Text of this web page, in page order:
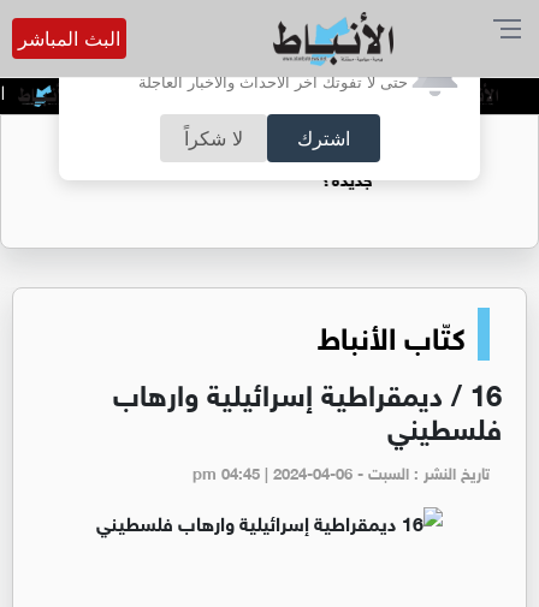
أترغب في تفعيل الإشعارات؟
حتى لا تفوتك آخر الأحداث والأخبار العاجلة
اشترك لا شكراً
البث المباشر
توقيف شبكات دعارة في شارع الحمرا
هل تتحول مراكز البيانات إلى أزمة بيئية عالمية
جديدة؟
كتّاب الأنباط
16 / ديمقراطية إسرائيلية وارهاب
فلسطيني
تاريخ النشر : السبت - pm 04:45 | 2024-04-06